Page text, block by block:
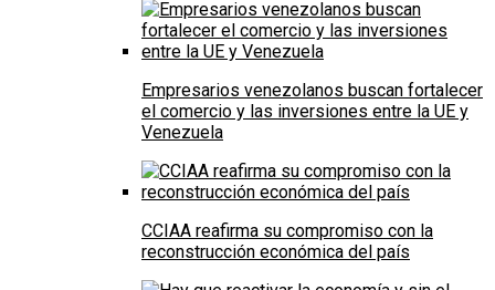
Empresarios venezolanos buscan fortalecer
el comercio y las inversiones entre la UE y
Venezuela
CCIAA reafirma su compromiso con la
reconstrucción económica del país